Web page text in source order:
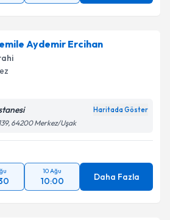
Aydemir Ercihan
Haritada Göster
64200 Merkez/Uşak
10 Ağu
10:00 Daha Fazla